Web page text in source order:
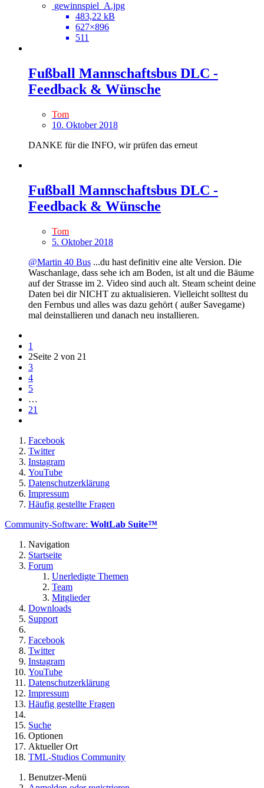
gewinnspiel_A.jpg
483,22 kB
627×896
511
Fußball Mannschaftsbus DLC -
Feedback & Wünsche
Tom
10. Oktober 2018
DANKE für die INFO, wir prüfen das erneut
Fußball Mannschaftsbus DLC -
Feedback & Wünsche
Tom
5. Oktober 2018
@Martin 40 Bus ...du hast definitiv eine alte Version. Die
Waschanlage, dass sehe ich am Boden, ist alt und die Bäume
auf der Strasse im 2. Video sind auch alt. Steam scheint deine
Daten bei dir NICHT zu aktualisieren. Vielleicht solltest du
den Fernbus und alles was dazu gehört ( außer Savegame)
mal deinstallieren und danach neu installieren.
1
2Seite 2 von 21
3
4
5
…
21
Facebook
Twitter
Instagram
YouTube
Datenschutzerklärung
Impressum
Häufig gestellte Fragen
Community-Software: WoltLab Suite™
Navigation
Startseite
Forum
Unerledigte Themen
Team
Mitglieder
Downloads
Support
Facebook
Twitter
Instagram
YouTube
Datenschutzerklärung
Impressum
Häufig gestellte Fragen
Suche
Optionen
Aktueller Ort
TML-Studios Community
Benutzer-Menü